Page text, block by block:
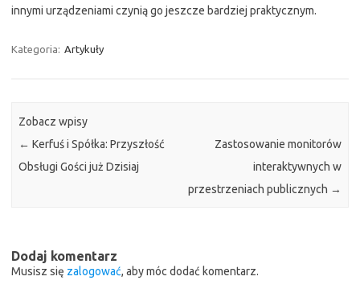
innymi urządzeniami czynią go jeszcze bardziej praktycznym.
Kategoria: Artykuły
Zobacz wpisy
← Kerfuś i Spółka: Przyszłość
Obsługi Gości już Dzisiaj
Zastosowanie monitorów
interaktywnych w
przestrzeniach publicznych →
Dodaj komentarz
Musisz się zalogować, aby móc dodać komentarz.